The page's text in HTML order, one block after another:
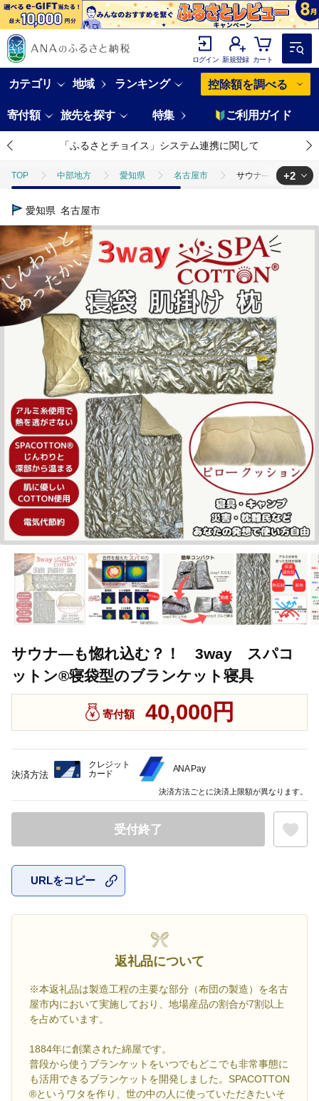
ログイン 新規登録 カート
カテゴリ 地域 ランキング 控除額を調べる
寄付額 旅先を探す 特集 ご利用ガイド
「ふるさとチョイス」システム連携に関して
TOP 中部地方 愛知県 名古屋市 サウナ―も惚れ込む
TOP
TOP 日用品・雑貨 ほかの雑貨・日用品 サウナ―も惚れ込
+2
愛知県 名古屋市
サウナ―も惚れ込む？！ 3way スパコ
ットン®寝袋型のブランケット寝具
寄付額 40,000円
受付終了
URLをコピー
返礼品について
※本返礼品は製造工程の主要な部分（布団の製造）を名古
屋市内において実施しており、地場産品の割合が7割以上
を占めています。
1884年に創業された綿屋です。
普段から使うブランケットをいつでもどこでも非常事態に
も活用できるブランケットを開発しました。SPACOTTON
®というワタを作り、世の中の人に使っていただきたいそ
決済方法
クレジット
カード
ANA Pay
決済方法ごとに決済上限額が異なります。